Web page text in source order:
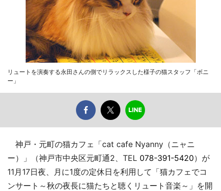
リュートを演奏する永田さんの側でリラックスした様子の猫スタッフ「ボニ
ー」
神戸・元町の猫カフェ「cat cafe Nyanny（ニャニ
ー）」（神戸市中央区元町通2、TEL 078-391-5420）が
11月17日夜、月に1度の定休日を利用して「猫カフェでコ
ンサート～秋の夜長に猫たちと聴くリュート音楽～」を開